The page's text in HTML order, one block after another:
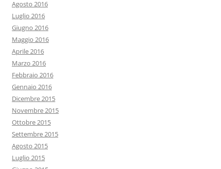
Agosto 2016
Luglio 2016
Giugno 2016
Maggio 2016
Aprile 2016
Marzo 2016
Febbraio 2016
Gennaio 2016
Dicembre 2015
Novembre 2015
Ottobre 2015
Settembre 2015
Agosto 2015
Luglio 2015